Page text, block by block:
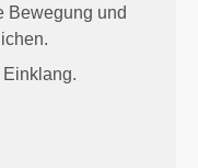
Bewegung und